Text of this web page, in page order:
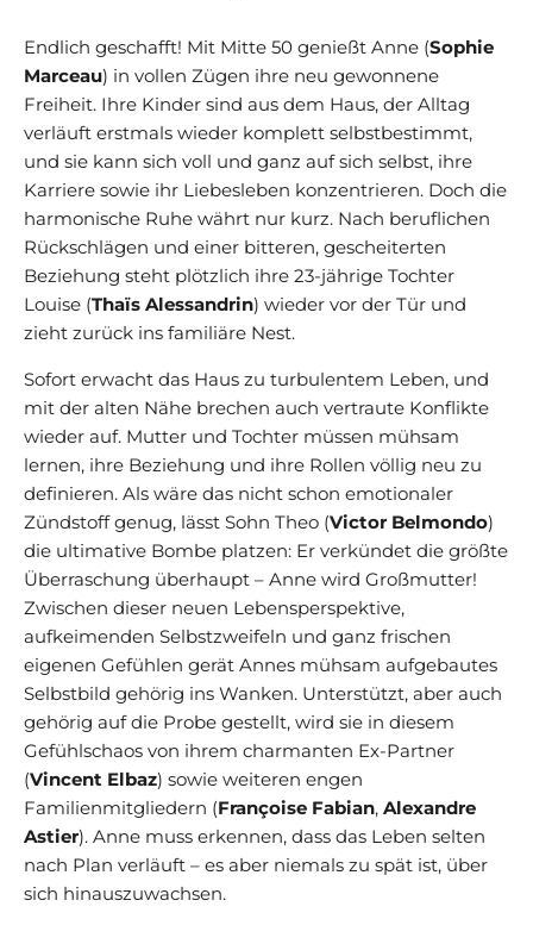
Endlich geschafft! Mit Mitte 50 genießt Anne (Sophie
Marceau) in vollen Zügen ihre neu gewonnene
Freiheit. Ihre Kinder sind aus dem Haus, der Alltag
verläuft erstmals wieder komplett selbstbestimmt,
und sie kann sich voll und ganz auf sich selbst, ihre
Karriere sowie ihr Liebesleben konzentrieren. Doch die
harmonische Ruhe währt nur kurz. Nach beruflichen
Rückschlägen und einer bitteren, gescheiterten
Beziehung steht plötzlich ihre 23-jährige Tochter
Louise (Thaïs Alessandrin) wieder vor der Tür und
zieht zurück ins familiäre Nest.
Sofort erwacht das Haus zu turbulentem Leben, und
mit der alten Nähe brechen auch vertraute Konflikte
wieder auf. Mutter und Tochter müssen mühsam
lernen, ihre Beziehung und ihre Rollen völlig neu zu
definieren. Als wäre das nicht schon emotionaler
Zündstoff genug, lässt Sohn Theo (Victor Belmondo)
die ultimative Bombe platzen: Er verkündet die größte
Überraschung überhaupt – Anne wird Großmutter!
Zwischen dieser neuen Lebensperspektive,
aufkeimenden Selbstzweifeln und ganz frischen
eigenen Gefühlen gerät Annes mühsam aufgebautes
Selbstbild gehörig ins Wanken. Unterstützt, aber auch
gehörig auf die Probe gestellt, wird sie in diesem
Gefühlschaos von ihrem charmanten Ex-Partner
(Vincent Elbaz) sowie weiteren engen
Familienmitgliedern (Françoise Fabian, Alexandre
Astier). Anne muss erkennen, dass das Leben selten
nach Plan verläuft – es aber niemals zu spät ist, über
sich hinauszuwachsen.